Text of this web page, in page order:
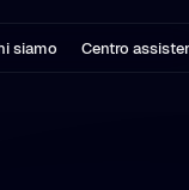
siamo Centro